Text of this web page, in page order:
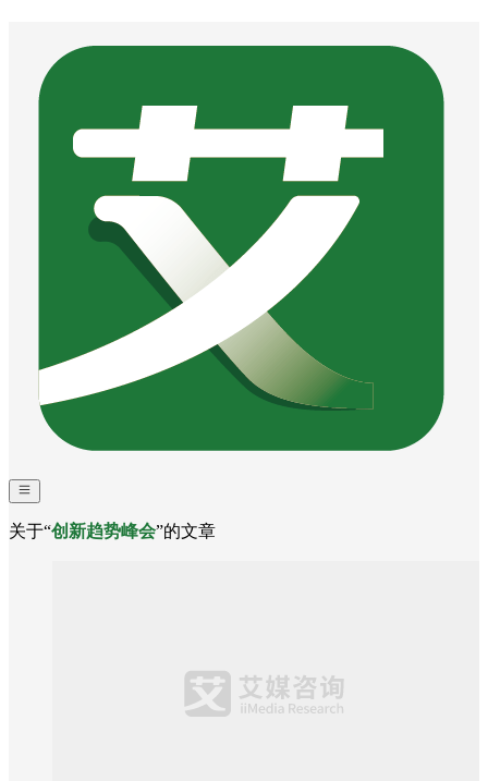
关于“创新趋势峰会”的文章